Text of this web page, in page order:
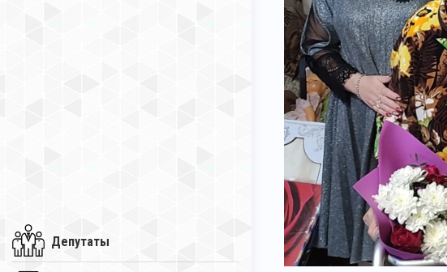
Депутаты